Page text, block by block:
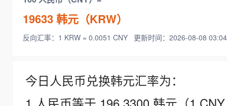
19633韩元（KRW）
反向汇率：1 KRW = 0.0051 CNY 更新时间：2026-08-08
今日人民币兑换韩元汇率为：